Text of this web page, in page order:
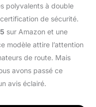
polyvalents à double
de sécurité.
sur Amazon et une
modèle attire l’attention
de route. Mais
avons passé ce
avis éclairé.